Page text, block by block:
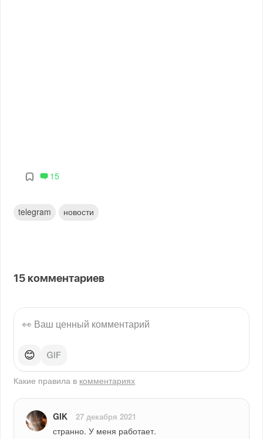
15
telegram новости
15 комментариев
😊
Какие правила в комментариях
GIK 27 декабря 2021
странно. У меня работает.